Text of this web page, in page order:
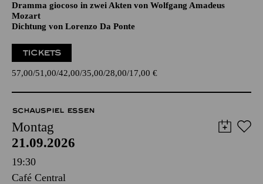
Dramma giocoso in zwei Akten von Wolfgang Amadeus
Mozart
Dichtung von Lorenzo Da Ponte
TICKETS
57,00 51,00 42,00 35,00 28,00 17,00 €
SCHAUSPIEL ESSEN
Montag
21.09.2026
19:30
Café Central